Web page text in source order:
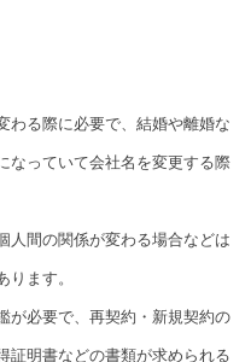
わる際に必要で、結婚や離婚な
なっていて会社名を変更する際
人間の関係が変わる場合などは
ます。
が必要で、再契約・新規契約の
証明書などの書類が求められる